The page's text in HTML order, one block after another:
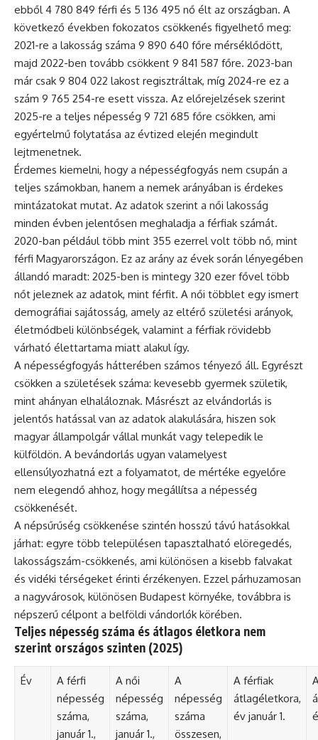
ebből 4 780 849 férfi és 5 136 495 nő élt az országban. A
következő években fokozatos csökkenés figyelhető meg:
2021-re a lakosság száma 9 890 640 főre mérséklődött,
majd 2022-ben tovább csökkent 9 841 587 főre. 2023-ban
már csak 9 804 022 lakost regisztráltak, míg 2024-re ez a
szám 9 765 254-re esett vissza. Az előrejelzések szerint
2025-re a teljes népesség 9 721 685 főre csökken, ami
egyértelmű folytatása az évtized elején megindult
lejtmenetnek.
Érdemes kiemelni, hogy a népességfogyás nem csupán a
teljes számokban, hanem a nemek arányában is érdekes
mintázatokat mutat. Az adatok szerint a női lakosság
minden évben jelentősen meghaladja a férfiak számát.
2020-ban például több mint 355 ezerrel volt több nő, mint
férfi Magyarországon. Ez az arány az évek során lényegében
állandó maradt: 2025-ben is mintegy 320 ezer fővel több
nőt jeleznek az adatok, mint férfit. A női többlet egy ismert
demográfiai sajátosság, amely az eltérő születési arányok,
életmódbeli különbségek, valamint a férfiak rövidebb
várható élettartama miatt alakul így.
A népességfogyás hátterében számos tényező áll. Egyrészt
csökken a születések száma: kevesebb gyermek születik,
mint ahányan elhaláloznak. Másrészt az elvándorlás is
jelentős hatással van az adatok alakulására, hiszen sok
magyar állampolgár vállal munkát vagy telepedik le
külföldön. A bevándorlás ugyan valamelyest
ellensúlyozhatná ezt a folyamatot, de mértéke egyelőre
nem elegendő ahhoz, hogy megállítsa a népesség
csökkenését.
A népsűrűség csökkenése szintén hosszú távú hatásokkal
járhat: egyre több településen tapasztalható elöregedés,
lakosságszám-csökkenés, ami különösen a kisebb falvakat
és vidéki térségeket érinti érzékenyen. Ezzel párhuzamosan
a nagyvárosok, különösen Budapest környéke, továbbra is
népszerű célpont a belföldi vándorlók körében.
Teljes népesség száma és átlagos életkora nem
szerint országos szinten (2025)
Év
A férfi
népesség
száma,
január 1.,
A női
népesség
száma,
január 1.,
A
népesség
száma
összesen,
A férfiak
átlagéletkora,
év január 1.